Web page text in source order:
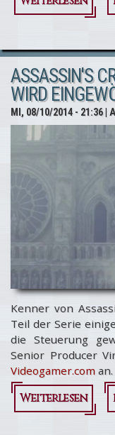
ASSASSIN'S
WIRD
MI, 08/10/2014 - 21:36|
Kenner von
Teil der Serie
die Steuerung
Senior Producer
Videogamer.com an.
Weiterlesen